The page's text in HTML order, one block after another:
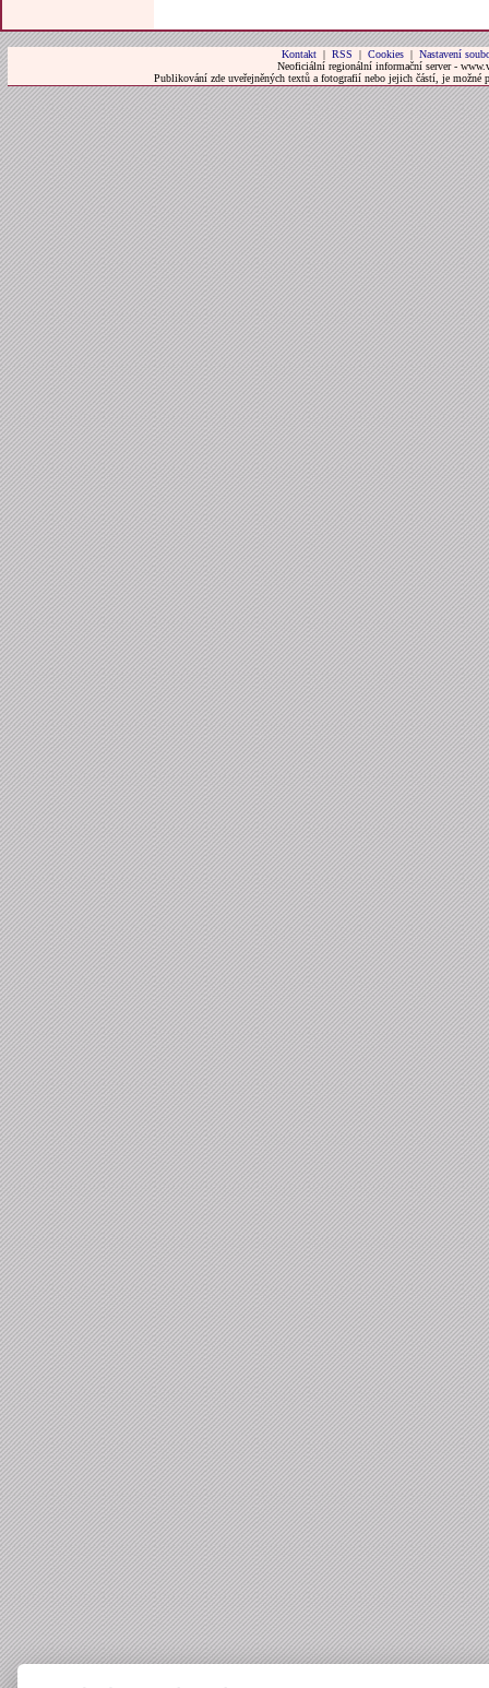
Kontakt| RSS | Cookies| Nastavení
Neoficiální regionální informační server -
Publikování zde uveřejněných textů a fotografií nebo jejich částí, je možné